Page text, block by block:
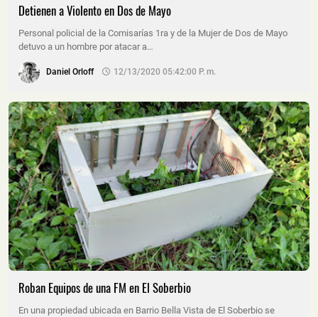
Detienen a Violento en Dos de Mayo
Personal policial de la Comisarías 1ra y de la Mujer de Dos de Mayo
detuvo a un hombre por atacar a…
Daniel Orloff 12/13/2020 05:42:00 P. M.
Roban Equipos de una FM en El Soberbio
En una propiedad ubicada en Barrio Bella Vista de El Soberbio se